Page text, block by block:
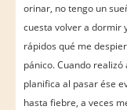
orinar, no tengo un
cuesta volver a dormir
rápidos qué me
pánico. Cuando
planifica al pasar ése
hasta fiebre, a veces